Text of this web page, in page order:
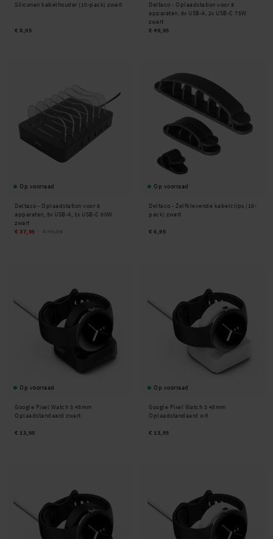
Siliconen kabelhouder (10-pack) zwart
€ 8,95
Deltaco - Oplaadstation voor 8
apparaten, 6x USB-A, 2x USB-C 75W
zwart
€ 49,95
Op voorraad
Deltaco - Oplaadstation voor 6
apparaten, 5x USB-A, 1x USB-C 50W
zwart
€ 37,95
Op voorraad
Deltaco - Zelfklevende kabelclips (10-
pack) zwart
€ 6,95
Op voorraad
Google Pixel Watch 3 45mm
Oplaadstandaard zwart
€ 13,95
Op voorraad
Google Pixel Watch 3 45mm
Oplaadstandaard wit
€ 13,95